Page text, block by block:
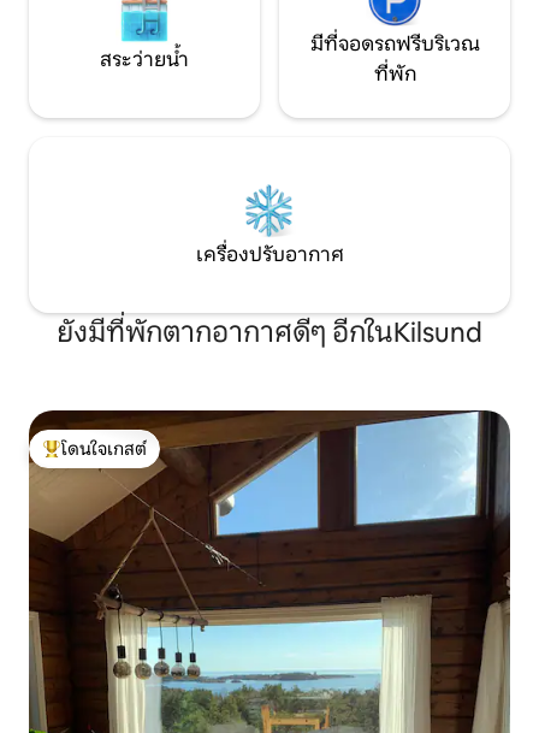
สระว่ายน้ำ
มีที่จอดรถฟรีบริเวณ
ที่พัก
เครื่องปรับอากาศ
ยังมีที่พักตากอากาศดีๆ อีกในKilsund
โดนใจเกสต์ที่สุด
โดนใจเกสต์